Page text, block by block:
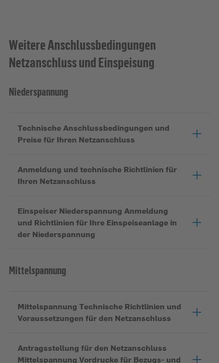
Weitere Anschlussbedingungen
Netzanschluss und Einspeisung
Niederspannung
Technische Anschlussbedingungen und
Preise für Ihren Netzanschluss
Anmeldung und technische Richtlinien für
Ihren Netzanschluss
Einspeiser Niederspannung Anmeldung
und Richtlinien für Ihre Einspeiseanlage in
der Niederspannung
Mittelspannung
Mittelspannung Technische Richtlinien und
Voraussetzungen für den Netzanschluss
Antragsstellung für den Netzanschluss
Mittelspannung Vordrucke für Bezugs- und